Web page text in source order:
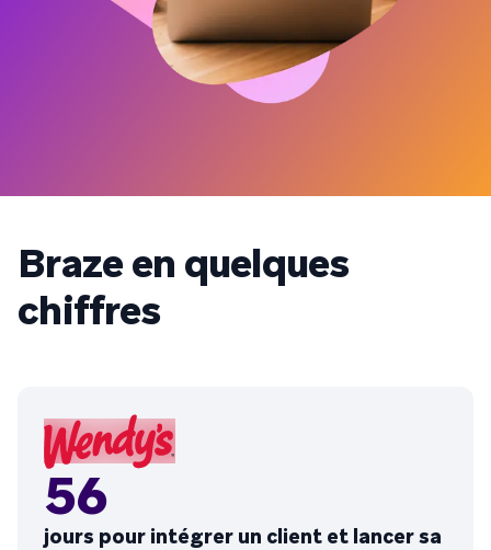
Braze en quelques
chiffres
56
jours pour intégrer un client et lancer sa